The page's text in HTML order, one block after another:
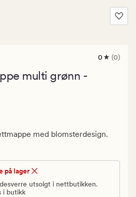
0
0 (0)
multi grønn -
med blomsterdesign.
på lager
utsolgt i nettbutikken.
i butikk